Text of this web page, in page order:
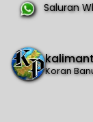
Saluran
Koran